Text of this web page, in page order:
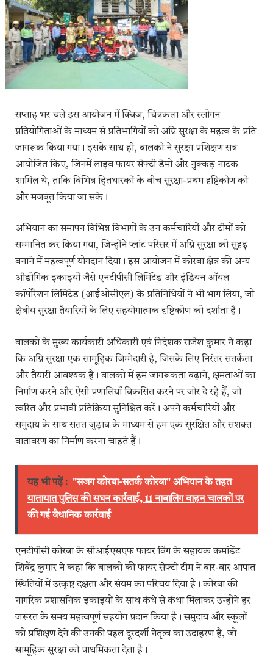
सप्ताह भर चले इस आयोजन में क्विज, चित्रकला और स्लोगन
प्रतियोगिताओं के माध्यम से प्रतिभागियों को अग्नि सुरक्षा के महत्व के प्रति
जागरूक किया गया। इसके साथ ही, बालको ने सुरक्षा प्रशिक्षण सत्र
आयोजित किए, जिनमें लाइव फायर सेफ्टी डेमो और नुक्कड़ नाटक
शामिल थे, ताकि विभिन्न हितधारकों के बीच सुरक्षा-प्रथम दृष्टिकोण को
और मजबूत किया जा सके।
अभियान का समापन विभिन्न विभागों के उन कर्मचारियों और टीमों को
सम्मानित कर किया गया, जिन्होंने प्लांट परिसर में अग्नि सुरक्षा को सुदृढ़
बनाने में महत्वपूर्ण योगदान दिया। इस आयोजन में कोरबा क्षेत्र की अन्य
औद्योगिक इकाइयों जैसे एनटीपीसी लिमिटेड और इंडियन ऑयल
कॉर्पोरेशन लिमिटेड (आईओसीएल) के प्रतिनिधियों ने भी भाग लिया, जो
क्षेत्रीय सुरक्षा तैयारियों के लिए सहयोगात्मक दृष्टिकोण को दर्शाता है।
बालको के मुख्य कार्यकारी अधिकारी एवं निदेशक राजेश कुमार ने कहा
कि अग्नि सुरक्षा एक सामूहिक जिम्मेदारी है, जिसके लिए निरंतर सतर्कता
और तैयारी आवश्यक है। बालको में हम जागरूकता बढ़ाने, क्षमताओं का
निर्माण करने और ऐसी प्रणालियाँ विकसित करने पर जोर दे रहे हैं, जो
त्वरित और प्रभावी प्रतिक्रिया सुनिश्चित करें। अपने कर्मचारियों और
समुदाय के साथ सतत जुड़ाव के माध्यम से हम एक सुरक्षित और सशक्त
वातावरण का निर्माण करना चाहते हैं।
यह भी पढ़ें : "सजग कोरबा-सतर्क कोरबा" अभियान के तहत
यातायात पुलिस की सघन कार्रवाई, 11 नाबालिग वाहन चालकों पर
की गई वैधानिक कार्रवाई
एनटीपीसी कोरबा के सीआईएसएफ फायर विंग के सहायक कमांडेंट
शिवेंद्र कुमार ने कहा कि बालको की फायर सेफ्टी टीम ने बार-बार आपात
स्थितियों में उत्कृष्ट दक्षता और संयम का परिचय दिया है। कोरबा की
नागरिक प्रशासनिक इकाइयों के साथ कंधे से कंधा मिलाकर उन्होंने हर
जरूरत के समय महत्वपूर्ण सहयोग प्रदान किया है। समुदाय और स्कूलों
को प्रशिक्षण देने की उनकी पहल दूरदर्शी नेतृत्व का उदाहरण है, जो
सामूहिक सुरक्षा को प्राथमिकता देता है।